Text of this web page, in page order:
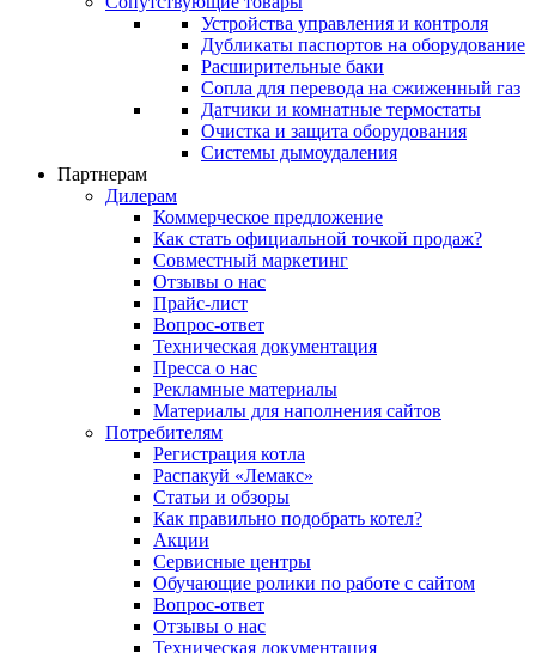
Устройства управления и контроля
Дубликаты паспортов на оборудование
Расширительные баки
Сопла для перевода на сжиженный газ
Датчики и комнатные термостаты
Очистка и защита оборудования
Системы дымоудаления
Партнерам
Дилерам
Коммерческое предложение
Как стать официальной точкой продаж?
Совместный маркетинг
Отзывы о нас
Прайс-лист
Вопрос-ответ
Техническая документация
Пресса о нас
Рекламные материалы
Материалы для наполнения сайтов
Потребителям
Регистрация котла
Распакуй «Лемакс»
Статьи и обзоры
Как правильно подобрать котел?
Акции
Сервисные центры
Обучающие ролики по работе с сайтом
Вопрос-ответ
Отзывы о нас
Техническая документация